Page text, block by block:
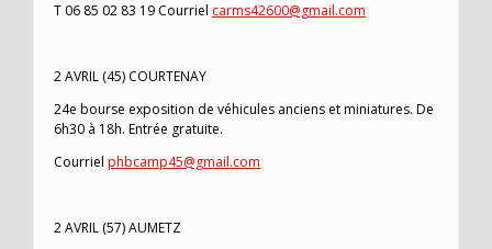
T 06 85 02 83 19 Courriel carms42600@gmail.com
2 AVRIL (45) COURTENAY
24e bourse exposition de véhicules anciens et miniatures. De
6h30 à 18h. Entrée gratuite.
Courriel phbcamp45@gmail.com
2 AVRIL (57) AUMETZ